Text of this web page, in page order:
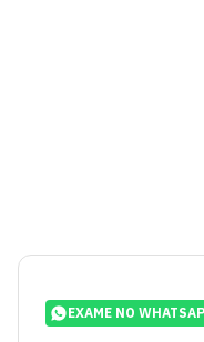
EXAME NO